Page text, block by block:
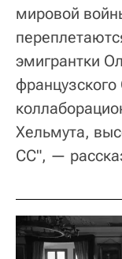
мировой
эмигрантки
Хельмута,
СС", —